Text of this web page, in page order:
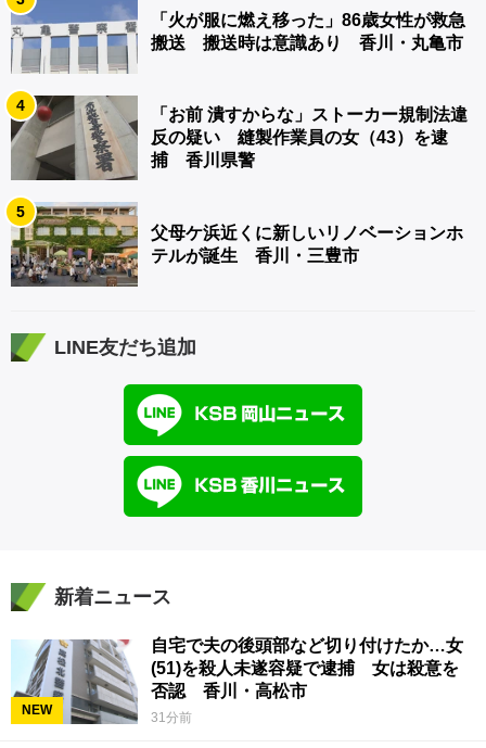
「火が服に燃え移った」86歳女性が救急
搬送 搬送時は意識あり 香川・丸亀市
4
「お前 潰すからな」ストーカー規制法違
反の疑い 縫製作業員の女（43）を逮
捕 香川県警
5
父母ケ浜近くに新しいリノベーションホ
テルが誕生 香川・三豊市
LINE友だち追加
新着ニュース
NEW
自宅で夫の後頭部など切り付けたか…女
(51)を殺人未遂容疑で逮捕 女は殺意を
否認 香川・高松市
31分前